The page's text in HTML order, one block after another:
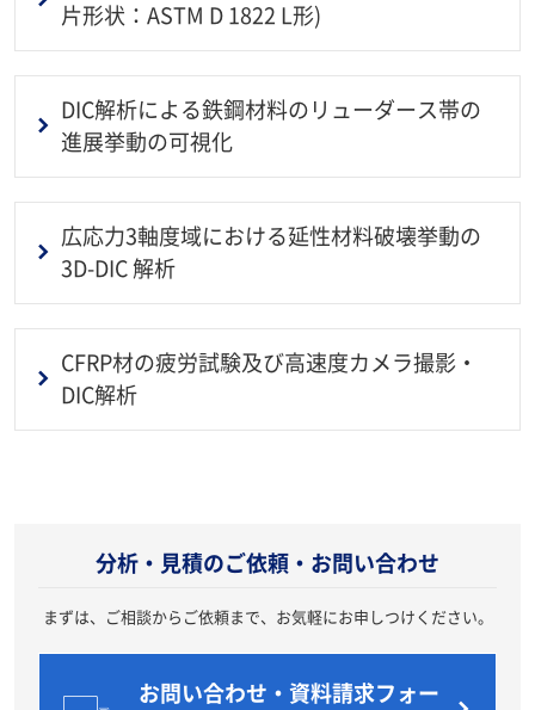
片形状：ASTM D 1822 L形)
DIC解析による鉄鋼材料のリューダース帯の
進展挙動の可視化
広応力3軸度域における延性材料破壊挙動の
3D-DIC 解析
CFRP材の疲労試験及び高速度カメラ撮影・
DIC解析
分析・見積のご依頼・お問い合わせ
まずは、ご相談からご依頼まで、お気軽にお申しつけください。
お問い合わせ・資料請求フォー